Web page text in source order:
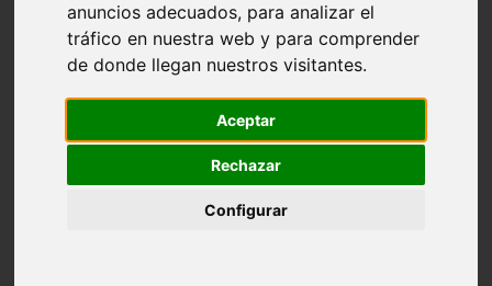
anuncios adecuados, para analizar el
tráfico en nuestra web y para comprender
de donde llegan nuestros visitantes.
Aceptar
Rechazar
Configurar
Almería - roquetas-de-mar
Girona - tossa-de-mar
Barcelona - sant-cugat-del-vallès
Alicante - l39alfàs-del-pi
Barcelona - vilanova-i-la-geltrú
Castellón - peñíscola
Illes-balears - sant-josep-de-sa-talaia